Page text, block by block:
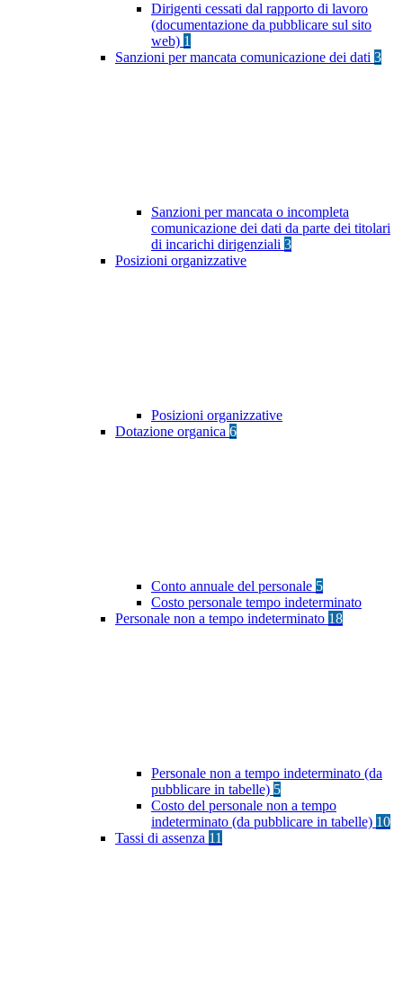
Dirigenti cessati dal rapporto di lavoro
(documentazione da pubblicare sul sito
web) 1
Sanzioni per mancata comunicazione dei dati 3
Sanzioni per mancata o incompleta
comunicazione dei dati da parte dei titolari
di incarichi dirigenziali 3
Posizioni organizzative
Posizioni organizzative
Dotazione organica 6
Conto annuale del personale 5
Costo personale tempo indeterminato
Personale non a tempo indeterminato 18
Personale non a tempo indeterminato (da
pubblicare in tabelle) 5
Costo del personale non a tempo
indeterminato (da pubblicare in tabelle) 10
Tassi di assenza 11